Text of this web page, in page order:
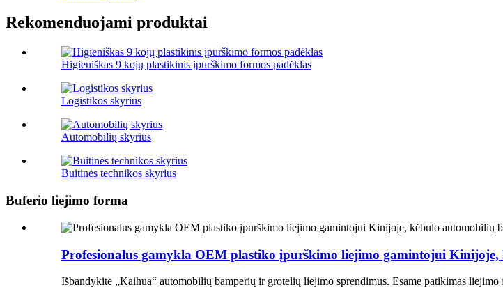
Rekomenduojami produktai
Higieniškas 9 kojų plastikinis įpurškimo formos padėklas
Logistikos skyrius
Automobilių skyrius
Buitinės technikos skyrius
Buferio liejimo forma
Profesionalus gamykla OEM plastiko įpurškimo liejimo gamintojui
Išbandykite „Kaihua“ automobilių bamperių ir grotelių liejimo sprendimus. Esame patikimas